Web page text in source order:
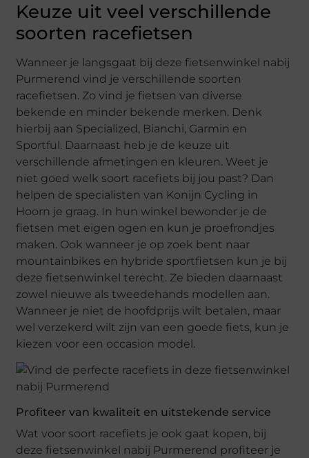
Keuze uit veel verschillende
soorten racefietsen
Wanneer je langsgaat bij deze fietsenwinkel nabij
Purmerend vind je verschillende soorten
racefietsen. Zo vind je fietsen van diverse
bekende en minder bekende merken. Denk
hierbij aan Specialized, Bianchi, Garmin en
Sportful. Daarnaast heb je de keuze uit
verschillende afmetingen en kleuren. Weet je
niet goed welk soort racefiets bij jou past? Dan
helpen de specialisten van Konijn Cycling in
Hoorn je graag. In hun winkel bewonder je de
fietsen met eigen ogen en kun je proefrondjes
maken. Ook wanneer je op zoek bent naar
mountainbikes en hybride sportfietsen kun je bij
deze fietsenwinkel terecht. Ze bieden daarnaast
zowel nieuwe als tweedehands modellen aan.
Wanneer je niet de hoofdprijs wilt betalen, maar
wel verzekerd wilt zijn van een goede fiets, kun je
kiezen voor een occasion model.
Profiteer van kwaliteit en uitstekende service
Wat voor soort racefiets je ook gaat kopen, bij
deze fietsenwinkel nabij Purmerend profiteer je